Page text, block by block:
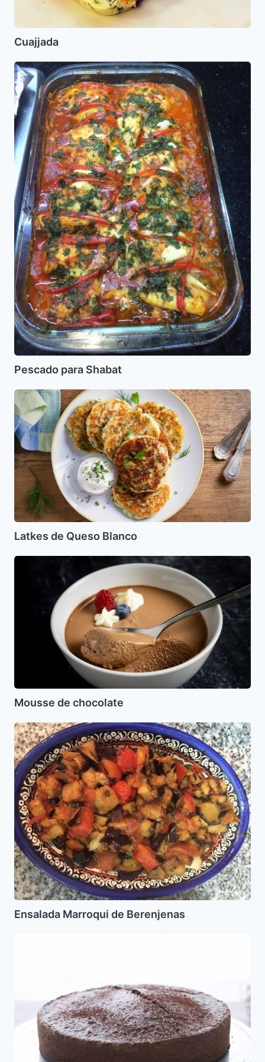
Cuajjada
Pescado
para
Shabat
Pescado para Shabat
Latkes
de
Queso
Blanco
Latkes de Queso Blanco
Mousse
Mousse de chocolate
Ensalada
Marroqui
de
Berenjenas
Ensalada Marroqui de Berenjenas